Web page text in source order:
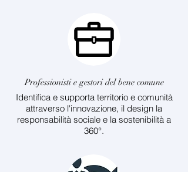
Professionisti e gestori del bene comune
Identifica e supporta territorio e comunità
attraverso l'innovazione, il design la
responsabilità sociale e la sostenibilità a
360°.